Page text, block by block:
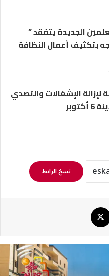
الجديدة يتفقد ”
بتكثيف أعمال النظافة
الإشغالات والتصدي
نسخ الرابط